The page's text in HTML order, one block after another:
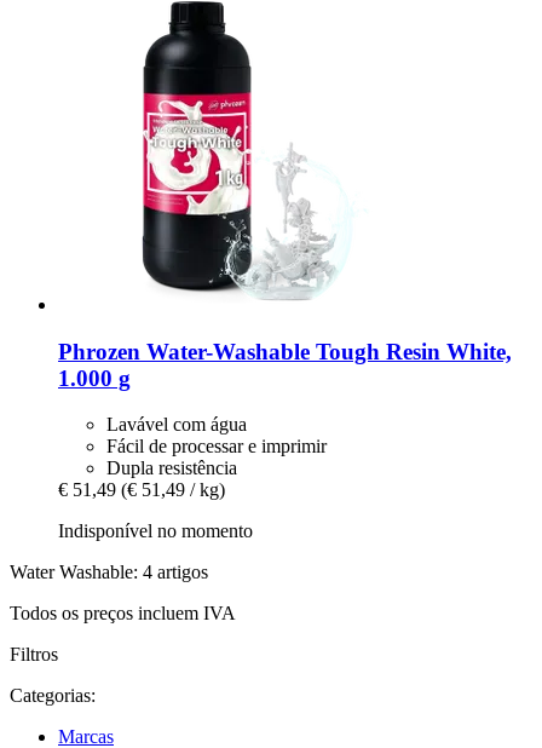
Phrozen Water-​Washable Tough Resin White,
1.000 g
Lavável com água
Fácil de processar e imprimir
Dupla resistência
€ 51,49 (€ 51,49 / kg)
Indisponível no momento
Water Washable: 4 artigos
Todos os preços incluem IVA
Filtros
Categorias:
Marcas